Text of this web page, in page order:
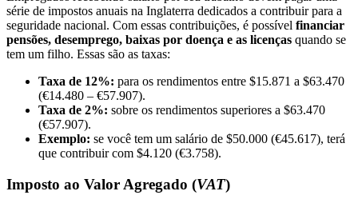
série de impostos anuais na Inglaterra dedicados a contribuir para a
seguridade nacional. Com essas contribuições, é possível financiar
pensões, desemprego, baixas por doença e as licenças quando se
tem um filho. Essas são as taxas:
Taxa de 12%: para os rendimentos entre $15.871 a $63.470
(€14.480 – €57.907).
Taxa de 2%: sobre os rendimentos superiores a $63.470
(€57.907).
Exemplo: se você tem um salário de $50.000 (€45.617), terá
que contribuir com $4.120 (€3.758).
Imposto ao Valor Agregado (VAT)